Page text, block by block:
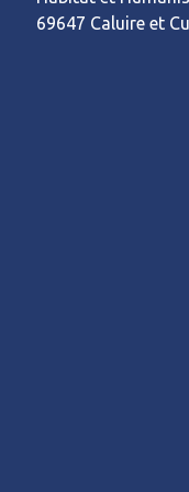
69647 Caluire et